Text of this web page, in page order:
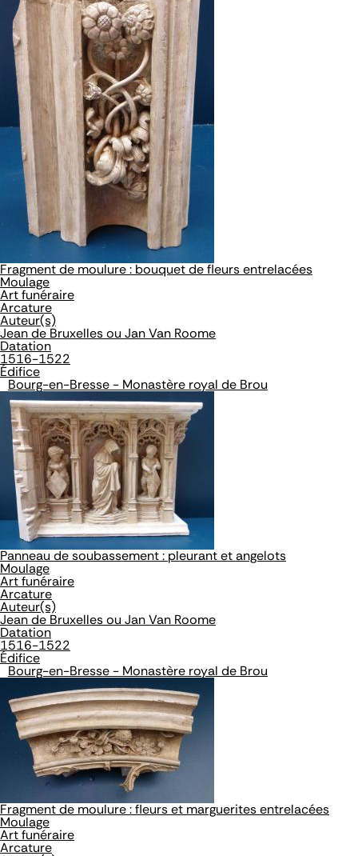
Fragment de moulure : bouquet de fleurs entrelacées
Moulage
Art funéraire
Arcature
Auteur(s)
Jean de Bruxelles ou Jan Van Roome
Datation
1516-1522
Édifice
Bourg-en-Bresse - Monastère royal de Brou
Panneau de soubassement : pleurant et angelots
Moulage
Art funéraire
Arcature
Auteur(s)
Jean de Bruxelles ou Jan Van Roome
Datation
1516-1522
Édifice
Bourg-en-Bresse - Monastère royal de Brou
Fragment de moulure : fleurs et marguerites entrelacées
Moulage
Art funéraire
Arcature